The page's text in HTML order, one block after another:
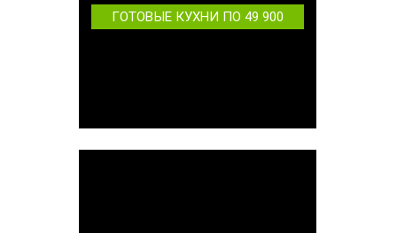
ГОТОВЫЕ КУХНИ ПО 49 900